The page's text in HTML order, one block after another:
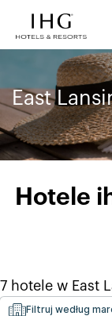
East
Hotele
7 hotele w East
Filtruj według